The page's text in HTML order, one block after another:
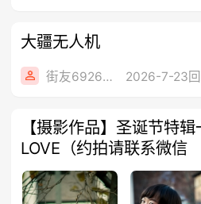
大疆无人机
街友69269262 2026-7-23
【摄影作品】圣诞节特
LOVE（约拍请联系微信